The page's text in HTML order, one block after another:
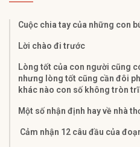
Cuộc chia tay của những con
Lời chào đi trước
Lòng tốt của con người cũng
nhưng lòng tốt cũng cần đôi
khác nào con số không tròn
Một số nhận định hay về nhà
Cảm nhận 12 câu đầu của